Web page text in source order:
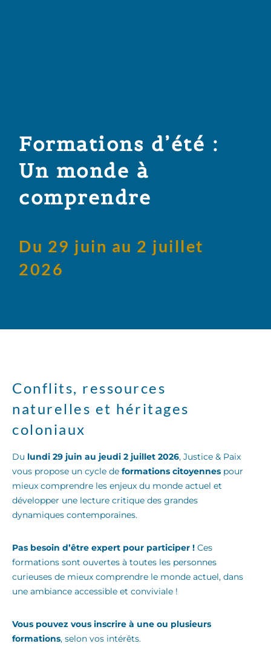
Formations d’été :
Un monde à
comprendre
Du 29 juin au 2 juillet
2026
Conflits, ressources
naturelles et héritages
coloniaux
Du lundi 29 juin au jeudi 2 juillet 2026, Justice & Paix
vous propose un cycle de formations citoyennes pour
mieux comprendre les enjeux du monde actuel et
développer une lecture critique des grandes
dynamiques contemporaines.
Pas besoin d’être expert pour participer ! Ces
formations sont ouvertes à toutes les personnes
curieuses de mieux comprendre le monde actuel, dans
une ambiance accessible et conviviale !
Vous pouvez vous inscrire à une ou plusieurs
formations, selon vos intérêts.